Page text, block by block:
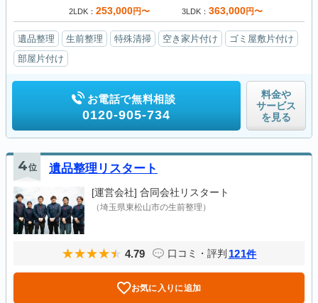
2LDK 253,000円〜 3LDK 363,000円〜
遺品整理 生前整理 特殊清掃 空き家片付け
ゴミ屋敷片付け
部屋片付け
お電話で無料相談
0120-905-734
料金や
サービス
を見る
4位 遺品整理リスタート
[運営会社] 合同会社リスタート
（埼玉県東松山市の生前整理）
4.79 口コミ・評判 121件
お気に入りに追加